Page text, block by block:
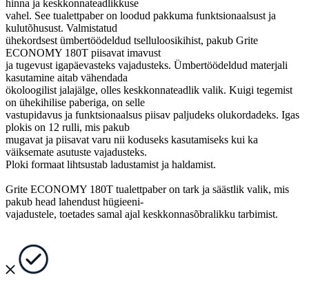
hinna ja keskkonnateadlikkuse
vahel. See tualettpaber on loodud pakkuma funktsionaalsust ja
kulutõhusust. Valmistatud
ühekordsest ümbertöödeldud tselluloosikihist, pakub Grite
ECONOMY 180T piisavat imavust
ja tugevust igapäevasteks vajadusteks. Ümbertöödeldud materjali
kasutamine aitab vähendada
ökoloogilist jalajälge, olles keskkonnateadlik valik. Kuigi tegemist
on ühekihilise paberiga, on selle
vastupidavus ja funktsionaalsus piisav paljudeks olukordadeks. Igas
plokis on 12 rulli, mis pakub
mugavat ja piisavat varu nii koduseks kasutamiseks kui ka
väiksemate asutuste vajadusteks.
Ploki formaat lihtsustab ladustamist ja haldamist.
Grite ECONOMY 180T tualettpaber on tark ja säästlik valik, mis
pakub head lahendust hügieeni-
vajadustele, toetades samal ajal keskkonnasõbralikku tarbimist.